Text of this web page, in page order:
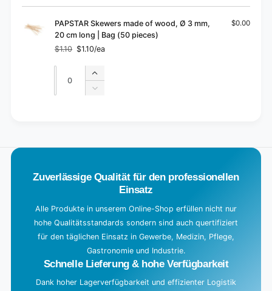
cart
PAPSTAR Skewers made of wood, Ø 3 mm,
20 cm long | Bag (50 pieces)
Regular
price
$1.10
Sale
price
$1.10/ea
$0.00
Quantity
Increase
quantity
Decrease
a
Zuverlässige Qualität für den professionellen
Einsatz
Alle Produkte in unserem Online-Shop erfüllen nicht nur
hohe Qualitätsstandards sondern sind auch quertifiziert
für den täglichen Einsatz in Gewerbe, Medizin, Pflege,
Gastronomie und Industrie.
Schnelle Lieferung & hohe Verfügbarkeit
Dank hoher Lagerverfügbarkeit und effizienter Logistik